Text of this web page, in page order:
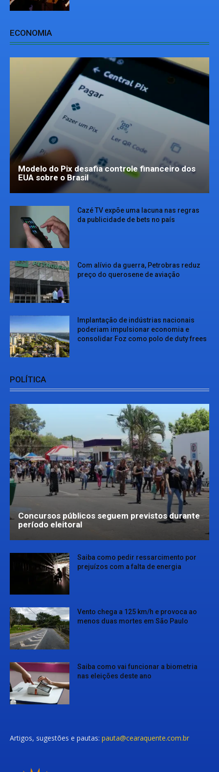
ECONOMIA
Modelo do Pix desafia controle financeiro dos
EUA sobre o Brasil
Cazé TV expõe uma lacuna nas regras
da publicidade de bets no país
Com alívio da guerra, Petrobras reduz
preço do querosene de aviação
Implantação de indústrias nacionais
poderiam impulsionar economia e
consolidar Foz como polo de duty frees
POLÍTICA
Concursos públicos seguem previstos durante
período eleitoral
Saiba como pedir ressarcimento por
prejuízos com a falta de energia
Vento chega a 125 km/h e provoca ao
menos duas mortes em São Paulo
Saiba como vai funcionar a biometria
nas eleições deste ano
Artigos, sugestões e pautas: pauta@cearaquente.com.br